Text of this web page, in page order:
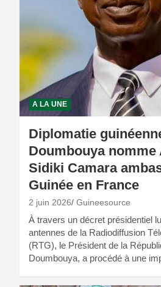
A LA UNE
Diplomatie
Doumbouya nomme
Sidiki Camara
Guinée en France
2 juin 2026 Guineesource
À travers un décret présidentiel
antennes de la Radiodiffusion
(RTG), le Président de la
Doumbouya, a procédé à une